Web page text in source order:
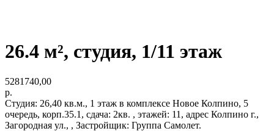
26.4 м², студия, 1/11 этаж
5281740,00
р.
Студия: 26,40 кв.м., 1 этаж в комплексе Новое Колпино, 5
очередь, корп.35.1, сдача: 2кв. , этажей: 11, адрес Колпино г.,
Загородная ул., , Застройщик: Группа Самолет.